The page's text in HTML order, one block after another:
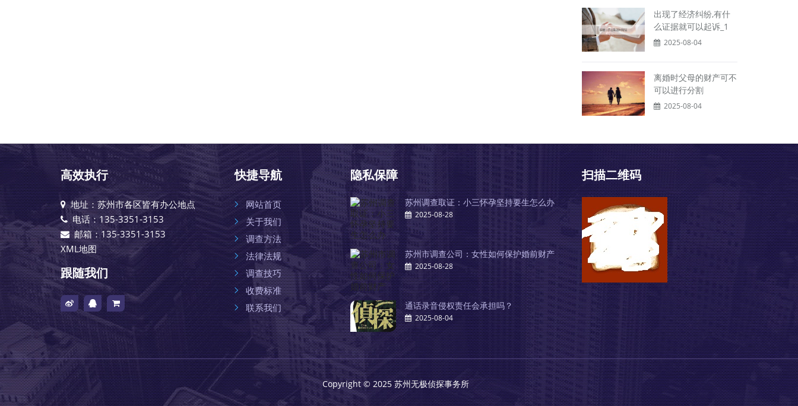
出现了经济纠纷,有什
么证据就可以起诉_1
2025-08-04
离婚时父母的财产可不
可以进行分割
2025-08-04
高效执行
地址：苏州市各区皆有办公地点
电话：135-3351-3153
邮箱：135-3351-3153
XML地图
跟随我们
快捷导航
网站首页
关于我们
调查方法
法律法规
调查技巧
收费标准
联系我们
隐私保障
苏州调查取证：小三怀孕坚持要生怎么办
2025-08-28
苏州市调查公司：女性如何保护婚前财产
2025-08-28
通话录音侵权责任会承担吗？
2025-08-04
扫描二维码
Copyright © 2025 苏州无极侦探事务所